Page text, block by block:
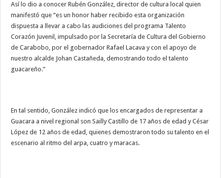
Así lo dio a conocer Rubén González, director de cultura local quien
manifestó que “es un honor haber recibido esta organización
dispuesta a llevar a cabo las audiciones del programa Talento
Corazón Juvenil, impulsado por la Secretaría de Cultura del Gobierno
de Carabobo, por el gobernador Rafael Lacava y con el apoyo de
nuestro alcalde Johan Castañeda, demostrando todo el talento
guacareño.”
En tal sentido, González indicó que los encargados de representar a
Guacara a nivel regional son Sailly Castillo de 17 años de edad y César
López de 12 años de edad, quienes demostraron todo su talento en el
escenario al ritmo del arpa, cuatro y maracas.